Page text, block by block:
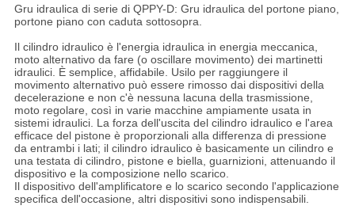
Gru idraulica di serie di QPPY-D: Gru idraulica del portone piano,
portone piano con caduta sottosopra.
Il cilindro idraulico è l'energia idraulica in energia meccanica,
moto alternativo da fare (o oscillare movimento) dei martinetti
idraulici. È semplice, affidabile. Usilo per raggiungere il
movimento alternativo può essere rimosso dai dispositivi della
decelerazione e non c'è nessuna lacuna della trasmissione,
moto regolare, così in varie macchine ampiamente usata in
sistemi idraulici. La forza dell'uscita del cilindro idraulico e l'area
efficace del pistone è proporzionali alla differenza di pressione
da entrambi i lati; il cilindro idraulico è basicamente un cilindro e
una testata di cilindro, pistone e biella, guarnizioni, attenuando il
dispositivo e la composizione nello scarico.
Il dispositivo dell'amplificatore e lo scarico secondo l'applicazione
specifica dell'occasione, altri dispositivi sono indispensabili.